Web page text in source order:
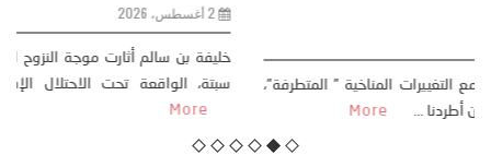
كتب: منذر بالضيافي بدأت قصتي مع التغييرات المناخية ” المتطرفة”،
منذ نهاية ثمانينات القرن الماضي، حين أطردنا ...